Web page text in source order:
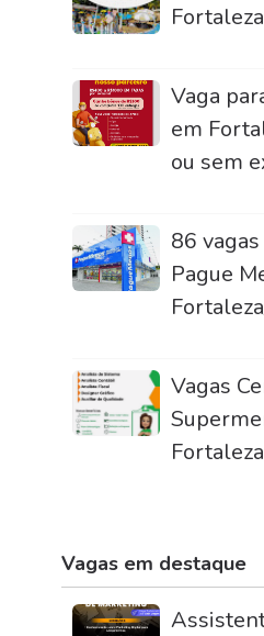
Vaga
em
ou sem
86
Pague
Vagas
Vagas em destaque